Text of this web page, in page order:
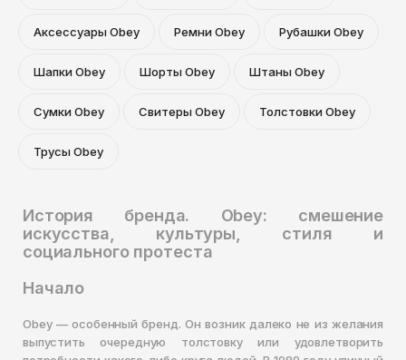
Аксессуары Obey Ремни Obey Рубашки Obey
Шапки Obey Шорты Obey Штаны Obey
Сумки Obey Свитеры Obey Толстовки Obey
Трусы Obey
История бренда. Obey: смешение
искусства, культуры, стиля и
социального протеста
Начало
Obey — особенный бренд. Он возник далеко не из желания
выпустить очередную толстовку или удовлетворить